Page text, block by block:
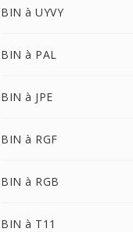
BIN à UYVY
BIN à PAL
BIN à JPE
BIN à RGF
BIN à RGB
BIN à T11